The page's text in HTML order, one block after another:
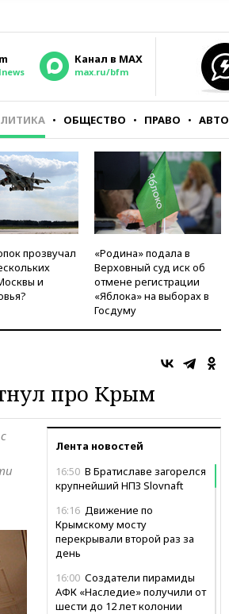
Канал в MAX
max.ru/bfm
ОБЩЕСТВО ПРАВО АВТО
прозвучал
и
«Родина» подала в
Верховный суд иск об
отмене регистрации
«Яблока» на выборах в
Госдуму
про Крым
Лента новостей
16:50 В Братиславе загорелся
крупнейший НПЗ Slovnaft
16:16 Движение по
Крымскому мосту
перекрывали второй раз за
день
16:00 Создатели пирамиды
АФК «Наследие» получили от
шести до 12 лет колонии